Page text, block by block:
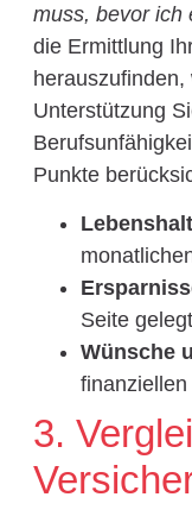
muss, bevor ich
die Ermittlung
Unterstützung
Punkte
Seite
Wünsche
3.